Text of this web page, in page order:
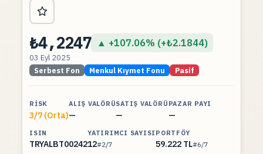
₺4,2247 ▲ +107.06% (+₺2.1844)
03 Eyl 2025
Serbest Fon Menkul Kıymet Fonu Pasif
RISK
3/7 (Orta)
ALIŞ VALÖRÜ
—
SATIŞ VALÖRÜ
—
PAZAR PAYI
—
ISIN
TRYALBT00242
YATIRIMCI SAYISI
12#2/7
PORTFÖY
59.222 TL#6/7